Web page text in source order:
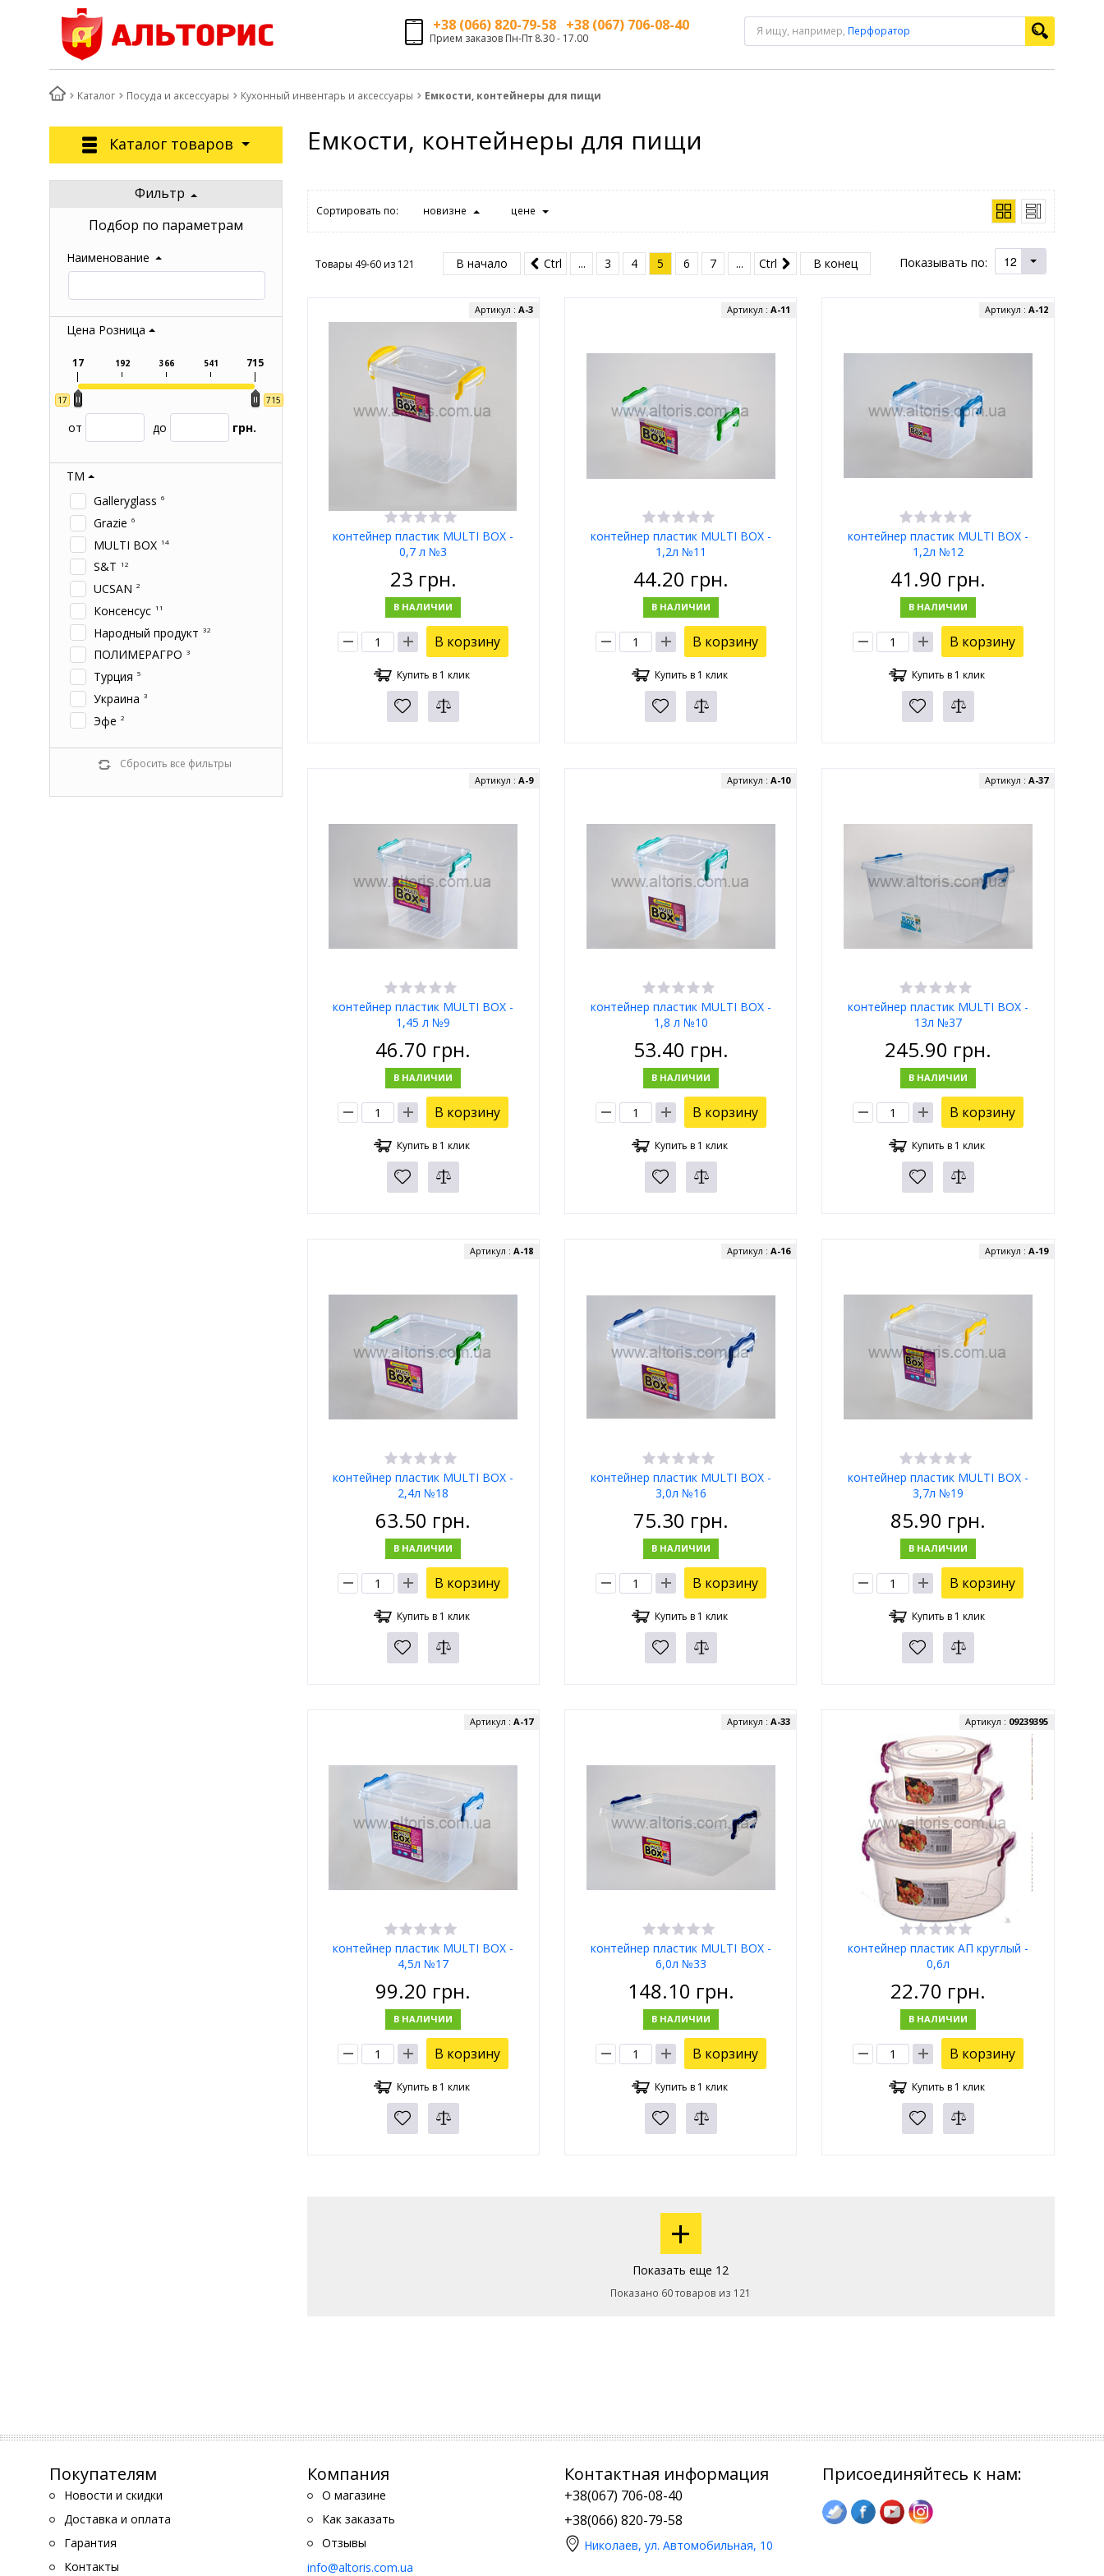
+38 (066) 820-79-58 +38 (067) 706-08-40
Прием заказов Пн-Пт 8.30 - 17.00
Я ищу, например, Перфоратор
Каталог Посуда и аксессуары Кухонный инвентарь и аксессуары Емкости, контейнеры для пищи
Каталог товаров
Фильтр
Подбор по параметрам
Наименование
Цена Розница
17 715
17 192 366 541 715
от до грн.
ТМ
Galleryglass 6
Grazie 6
MULTI BOX 14
S&T 12
UCSAN 2
Консенсус 11
Народный продукт 32
ПОЛИМЕРАГРО 3
Турция 5
Украина 3
Эфе 2
Сбросить все фильтры
Емкости, контейнеры для пищи
Сортировать по: новизне цене
Показывать по: 12
Товары 49-60 из 121 В начало Ctrl ... 3 4 5 6 7 ... Ctrl В конец
контейнер пластик MULTI BOX -
0,7 л №3
Артикул : A-3
23 грн.
В НАЛИЧИИ
В корзину
Купить в 1 клик
контейнер пластик MULTI BOX -
1,2л №11
Артикул :А-11
44.20 грн.
В НАЛИЧИИ
В корзину
Купить в 1 клик
контейнер пластик MULTI BOX -
1,2л №12
Артикул : А-12
41.90 грн.
В НАЛИЧИИ
В корзину
Купить в 1 клик
контейнер пластик MULTI BOX -
1,45 л №9
Артикул : А-9
46.70 грн.
В НАЛИЧИИ
В корзину
Купить в 1 клик
контейнер пластик MULTI BOX -
1,8 л №10
Артикул :А-10
53.40 грн.
В НАЛИЧИИ
В корзину
Купить в 1 клик
контейнер пластик MULTI BOX -
13л №37
Артикул : А-37
245.90 грн.
В НАЛИЧИИ
В корзину
Купить в 1 клик
контейнер пластик MULTI BOX -
2,4л №18
Артикул : А-18
63.50 грн.
В НАЛИЧИИ
В корзину
Купить в 1 клик
контейнер пластик MULTI BOX -
3,0л №16
Артикул :А-16
75.30 грн.
В НАЛИЧИИ
В корзину
Купить в 1 клик
контейнер пластик MULTI BOX -
3,7л №19
Артикул : А-19
85.90 грн.
В НАЛИЧИИ
В корзину
Купить в 1 клик
контейнер пластик MULTI BOX -
4,5л №17
Артикул : А-17
99.20 грн.
В НАЛИЧИИ
В корзину
Купить в 1 клик
контейнер пластик MULTI BOX -
6,0л №33
Артикул :А-33
148.10 грн.
В НАЛИЧИИ
В корзину
Купить в 1 клик
контейнер пластик АП круглый -
0,6л
Артикул : 09239395
22.70 грн.
В НАЛИЧИИ
В корзину
Купить в 1 клик
+
Показать еще 12
Показано 60 товаров из 121
Покупателям
Новости и скидки
Доставка и оплата
Гарантия
Контакты
Компания
О магазине
Как заказать
Отзывы
info@altoris.com.ua
Контактная информация
+38(067) 706-08-40
+38(066) 820-79-58
Николаев, ул. Автомобильная, 10
Присоединяйтесь к нам: